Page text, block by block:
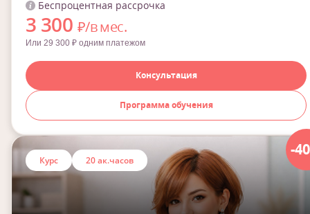
Беспроцентная рассрочка
3 300 ₽/в мес.
Или 29 300 ₽ одним платежом
Консультация
Программа обучения
-
Курс 20 ак.часов